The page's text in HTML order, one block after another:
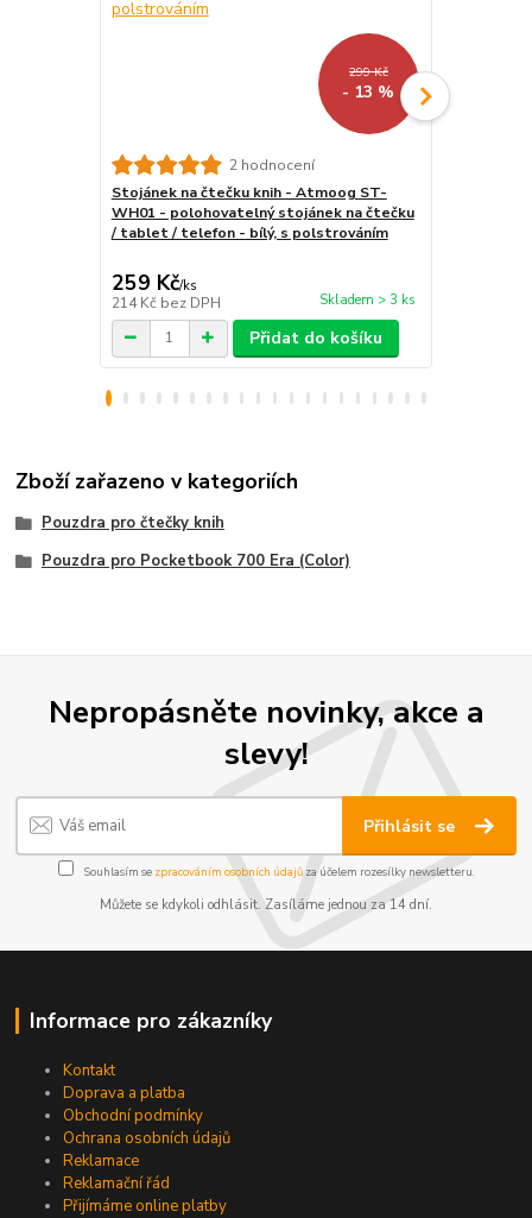
299 Kč
- 13 %
2 hodnocení
Stojánek na čtečku knih - Atmoog ST-
WH01 - polohovatelný stojánek na čtečku
/ tablet / telefon - bílý, s polstrováním
259 Kč/ks
214 Kč bez DPH Skladem > 3 ks
Přidat do košíku
Zboží zařazeno v kategoriích
Pouzdra pro čtečky knih
Pouzdra pro Pocketbook 700 Era (Color)
Nepropásněte novinky, akce a
slevy!
Přihlásit se
Souhlasím se zpracováním osobních údajůza účelem rozesílky newsletteru.
Můžete se kdykoli odhlásit. Zasíláme jednou za 14 dní.
Informace pro zákazníky
Kontakt
Doprava a platba
Obchodní podmínky
Ochrana osobních údajů
Reklamace
Reklamační řád
Přijímáme online platby